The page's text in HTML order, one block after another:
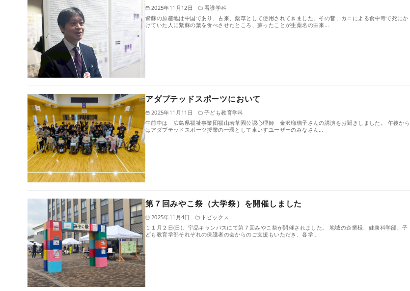
2025年11月12日
看護学科
紫蘇の原産地は中国であり、古来、薬草として使用されてきました。その昔、カニによる食中毒で死にか
けていた人に紫蘇の葉を食べさせたところ、蘇ったことが生薬名の由来…
アダプテッドスポーツにおいて
2025年11月11日
子ども教育学科
午前中は 広島県福祉事業団福山若草園公認心理師 金沢瑠璃子さんの講演をお聞きしました。 午後から
はアダプテッドスポーツ授業の一環として車いすユーザーのみなさん…
第７回みやこ祭（大学祭）を開催しました
2025年11月4日
トピックス
１１月２日(日)、宇品キャンパスにて第７回みやこ祭が開催されました。 地域の企業様、健康科学部、子
ども教育学部それぞれの保護者の会からのご支援もいただき、各学…